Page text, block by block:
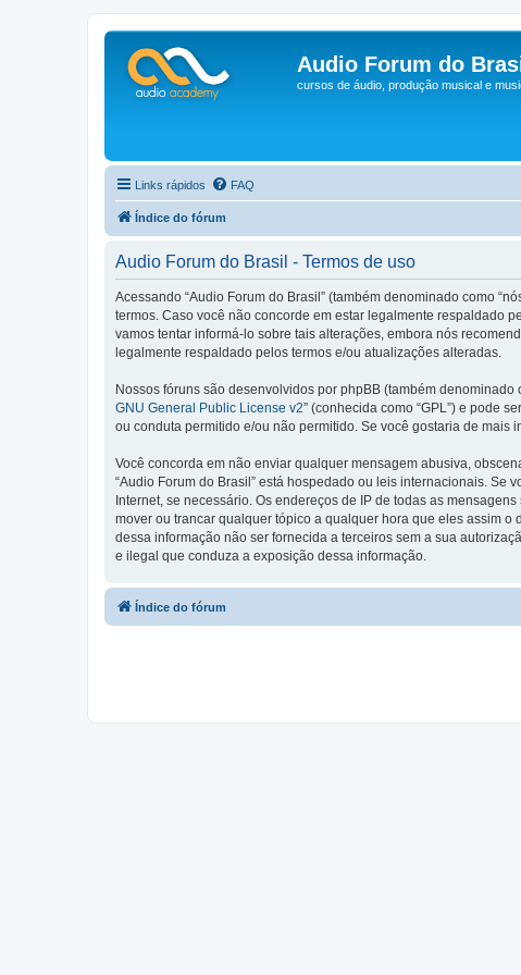
Audio Forum do
cursos de áudio, produção musical e
Links rápidos FAQ
Índice do fórum
Audio Forum do Brasil - Termos de uso
Acessando “Audio Forum do Brasil” (também denominado como
termos. Caso você não concorde em estar legalmente respaldado
vamos tentar informá-lo sobre tais alterações, embora nós
legalmente respaldado pelos termos e/ou atualizações alteradas.
Nossos fóruns são desenvolvidos por phpBB (também denominado
GNU General Public License v2” (conhecida como “GPL”) e pode
ou conduta permitido e/ou não permitido. Se você gostaria de mais
Você concorda em não enviar qualquer mensagem abusiva,
“Audio Forum do Brasil” está hospedado ou leis internacionais. Se
Internet, se necessário. Os endereços de IP de todas as
mover ou trancar qualquer tópico a qualquer hora que eles assim
dessa informação não ser fornecida a terceiros sem a sua
e ilegal que conduza a exposição dessa informação.
Índice do fórum